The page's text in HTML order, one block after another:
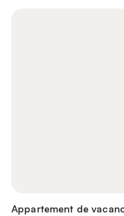
Appartement de